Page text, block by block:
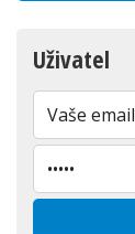
Uživatel